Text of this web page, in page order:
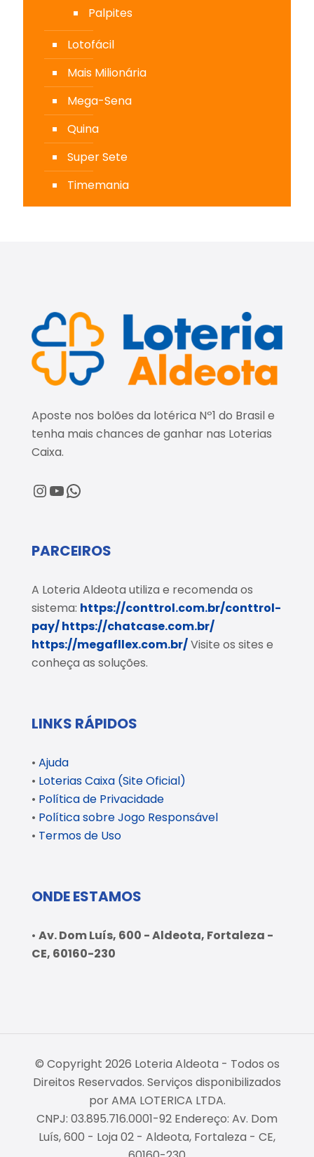
Palpites
Lotofácil
Mais Milionária
Mega-Sena
Quina
Super Sete
Timemania
Aposte nos bolões da lotérica Nº1 do Brasil e
tenha mais chances de ganhar nas Loterias
Caixa.
@loteriaaldeota
@loteriaaldeota
Central de Atendimento
PARCEIROS
A Loteria Aldeota utiliza e recomenda os
sistema: https://conttrol.com.br/conttrol-
pay/https://chatcase.com.br/
https://megafllex.com.br/Visite os sites e
conheça as soluções.
LINKS RÁPIDOS
• Ajuda
• Loterias Caixa (Site Oficial)
• Política de Privacidade
• Política sobre Jogo Responsável
• Termos de Uso
ONDE ESTAMOS
• Av. Dom Luís, 600 - Aldeota, Fortaleza -
CE, 60160-230
© Copyright 2026 Loteria Aldeota - Todos os
Direitos Reservados. Serviços disponibilizados
por AMA LOTERICA LTDA.
CNPJ: 03.895.716.0001-92 Endereço: Av. Dom
Luís, 600 - Loja 02 - Aldeota, Fortaleza - CE,